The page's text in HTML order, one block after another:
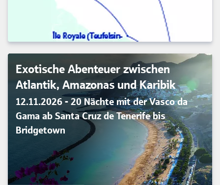
Exotische Abenteuer zwischen
Atlantik, Amazonas und Karibik
12.11.2026 - 20 Nächte mit der Vasco da
Gama ab Santa Cruz de Tenerife bis
Bridgetown